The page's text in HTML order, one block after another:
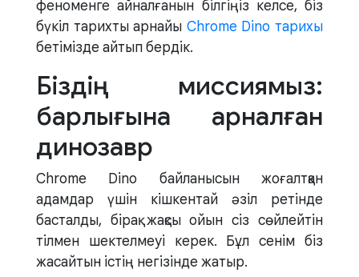
феноменге айналғанын білгіңіз келсе, біз
бүкіл тарихты арнайы Chrome Dino тарихы
бетімізде айтып бердік.
Біздің миссиямыз:
барлығына арналған
динозавр
Chrome Dino байланысын жоғалтқан
адамдар үшін кішкентай әзіл ретінде
басталды, бірақ жақсы ойын сіз сөйлейтін
тілмен шектелмеуі керек. Бұл сенім біз
жасайтын істің негізінде жатыр.